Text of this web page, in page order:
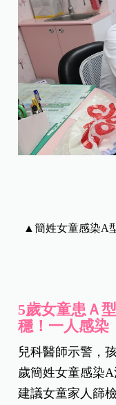
▲簡姓女童感染A
5歲女童患Ａ
穩！一人感染
兒科醫師示警，
歲簡姓女童感染
建議女童家人篩